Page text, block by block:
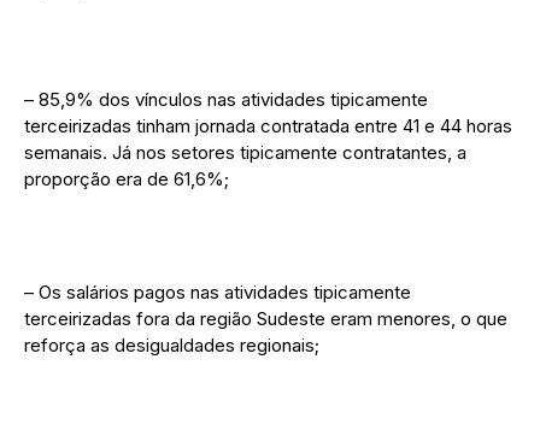
– 85,9% dos vínculos nas atividades tipicamente
terceirizadas tinham jornada contratada entre 41 e 44 horas
semanais. Já nos setores tipicamente contratantes, a
proporção era de 61,6%;
– Os salários pagos nas atividades tipicamente
terceirizadas fora da região Sudeste eram menores, o que
reforça as desigualdades regionais;